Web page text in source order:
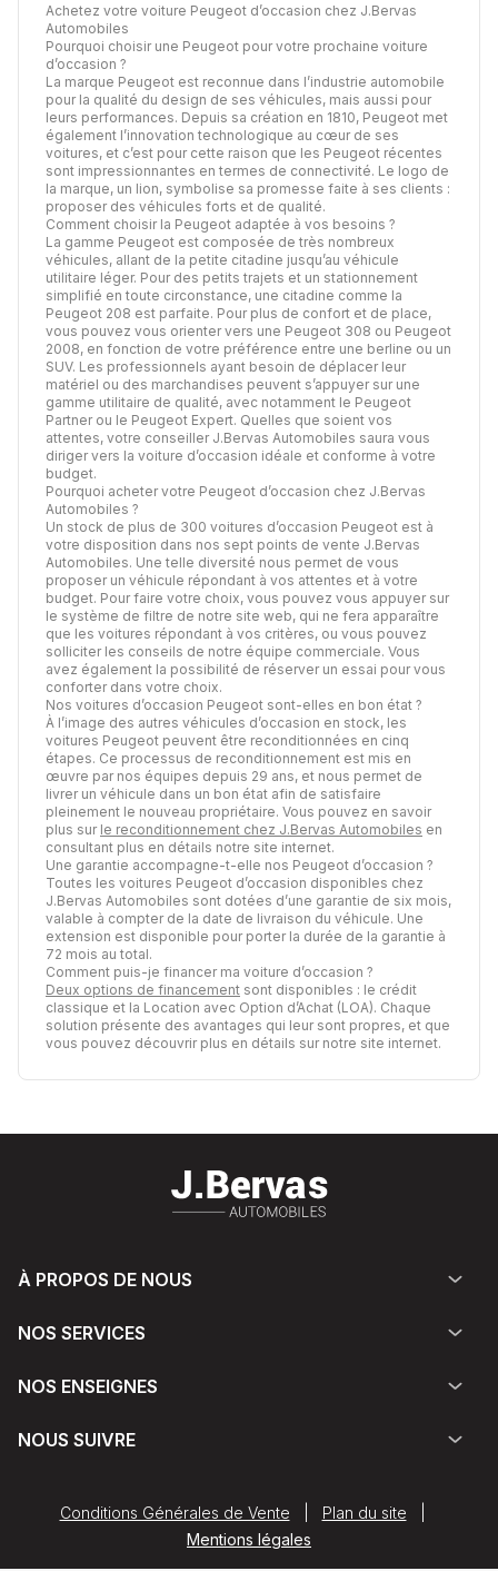
Achetez votre voiture Peugeot d’occasion chez J.Bervas
Automobiles
Pourquoi choisir une Peugeot pour votre prochaine voiture
d’occasion ?
La marque Peugeot est reconnue dans l’industrie automobile
pour la qualité du design de ses véhicules, mais aussi pour
leurs performances. Depuis sa création en 1810, Peugeot met
également l’innovation technologique au cœur de ses
voitures, et c’est pour cette raison que les Peugeot récentes
sont impressionnantes en termes de connectivité. Le logo de
la marque, un lion, symbolise sa promesse faite à ses clients :
proposer des véhicules forts et de qualité.
Comment choisir la Peugeot adaptée à vos besoins ?
La gamme Peugeot est composée de très nombreux
véhicules, allant de la petite citadine jusqu’au véhicule
utilitaire léger. Pour des petits trajets et un stationnement
simplifié en toute circonstance, une citadine comme la
Peugeot 208 est parfaite. Pour plus de confort et de place,
vous pouvez vous orienter vers une Peugeot 308 ou Peugeot
2008, en fonction de votre préférence entre une berline ou un
SUV. Les professionnels ayant besoin de déplacer leur
matériel ou des marchandises peuvent s’appuyer sur une
gamme utilitaire de qualité, avec notamment le Peugeot
Partner ou le Peugeot Expert. Quelles que soient vos
attentes, votre conseiller J.Bervas Automobiles saura vous
diriger vers la voiture d’occasion idéale et conforme à votre
budget.
Pourquoi acheter votre Peugeot d’occasion chez J.Bervas
Automobiles ?
Un stock de plus de 300 voitures d’occasion Peugeot est à
votre disposition dans nos sept points de vente J.Bervas
Automobiles. Une telle diversité nous permet de vous
proposer un véhicule répondant à vos attentes et à votre
budget. Pour faire votre choix, vous pouvez vous appuyer sur
le système de filtre de notre site web, qui ne fera apparaître
que les voitures répondant à vos critères, ou vous pouvez
solliciter les conseils de notre équipe commerciale. Vous
avez également la possibilité de réserver un essai pour vous
conforter dans votre choix.
Nos voitures d’occasion Peugeot sont-elles en bon état ?
À l’image des autres véhicules d’occasion en stock, les
voitures Peugeot peuvent être reconditionnées en cinq
étapes. Ce processus de reconditionnement est mis en
œuvre par nos équipes depuis 29 ans, et nous permet de
livrer un véhicule dans un bon état afin de satisfaire
pleinement le nouveau propriétaire. Vous pouvez en savoir
plus sur le reconditionnement chez J.Bervas Automobiles en
consultant plus en détails notre site internet.
Une garantie accompagne-t-elle nos Peugeot d’occasion ?
Toutes les voitures Peugeot d’occasion disponibles chez
J.Bervas Automobiles sont dotées d’une garantie de six mois,
valable à compter de la date de livraison du véhicule. Une
extension est disponible pour porter la durée de la garantie à
72 mois au total.
Comment puis-je financer ma voiture d’occasion ?
Deux options de financement sont disponibles : le crédit
classique et la Location avec Option d’Achat (LOA). Chaque
solution présente des avantages qui leur sont propres, et que
vous pouvez découvrir plus en détails sur notre site internet.
À PROPOS DE NOUS
NOS SERVICES
NOS ENSEIGNES
NOUS SUIVRE
Conditions Générales de Vente Plan du site
Mentions légales